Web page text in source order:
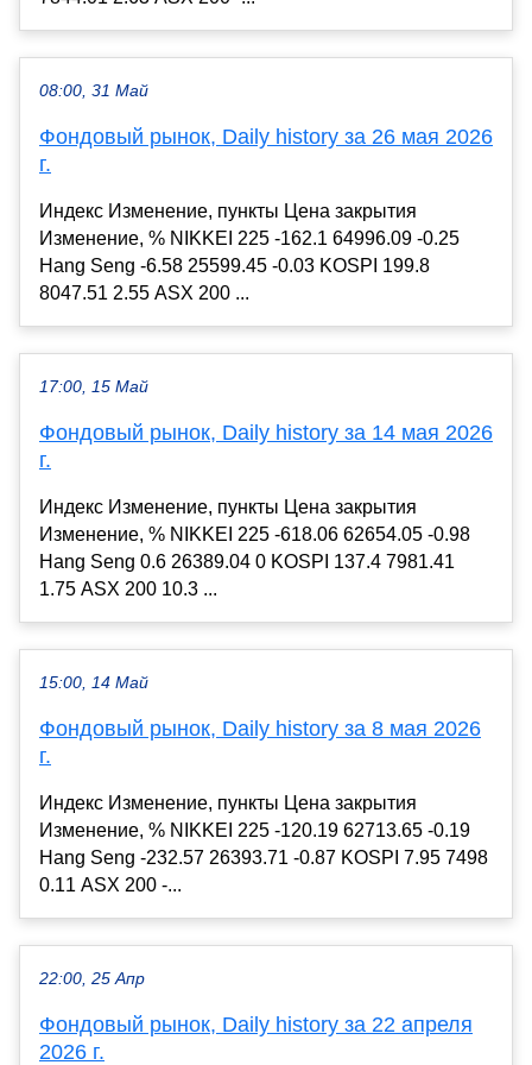
08:00, 31 Май
Фондовый рынок, Daily history за 26 мая 2026
г.
Индекс Изменение, пункты Цена закрытия
Изменение, % NIKKEI 225 -162.1 64996.09 -0.25
Hang Seng -6.58 25599.45 -0.03 KOSPI 199.8
8047.51 2.55 ASX 200 ...
17:00, 15 Май
Фондовый рынок, Daily history за 14 мая 2026
г.
Индекс Изменение, пункты Цена закрытия
Изменение, % NIKKEI 225 -618.06 62654.05 -0.98
Hang Seng 0.6 26389.04 0 KOSPI 137.4 7981.41
1.75 ASX 200 10.3 ...
15:00, 14 Май
Фондовый рынок, Daily history за 8 мая 2026
г.
Индекс Изменение, пункты Цена закрытия
Изменение, % NIKKEI 225 -120.19 62713.65 -0.19
Hang Seng -232.57 26393.71 -0.87 KOSPI 7.95 7498
0.11 ASX 200 -...
22:00, 25 Апр
Фондовый рынок, Daily history за 22 апреля
2026 г.